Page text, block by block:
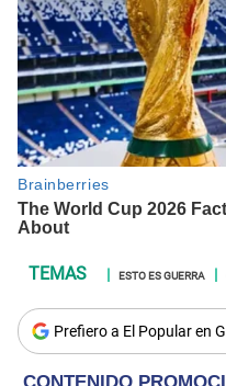
ESTO ES GUERRA
Prefiero a El Popular en